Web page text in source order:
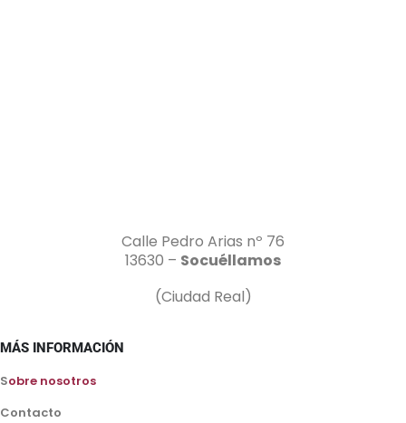
Calle Pedro Arias nº 76
13630 – Socuéllamos
(Ciudad Real)
MÁS INFORMACIÓN
Sobre nosotros
Contacto